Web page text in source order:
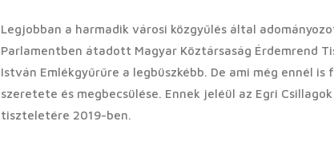
Legjobban a harmadik városi közgyűlés által
Parlamentben átadott Magyar Köztársaság Érdemrend
István Emlékgyűrűre a legbüszkébb. De ami még ennél
szeretete és megbecsülése. Ennek jeléül az Egri
tiszteletére 2019-ben.